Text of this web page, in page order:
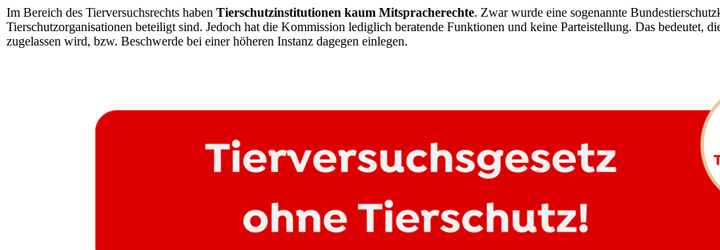
Im Bereich des Tierversuchsrechts haben Tierschutzinstitutionen kaum Mitspracherechte. Zwar wurde eine sogenannte
Tierschutzorganisationen beteiligt sind. Jedoch hat die Kommission lediglich beratende Funktionen und keine Parteistellung. Das bedeutet,
zugelassen wird, bzw. Beschwerde bei einer höheren Instanz dagegen einlegen.